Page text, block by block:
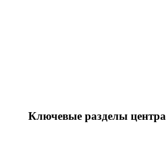
Ключевые разделы центра